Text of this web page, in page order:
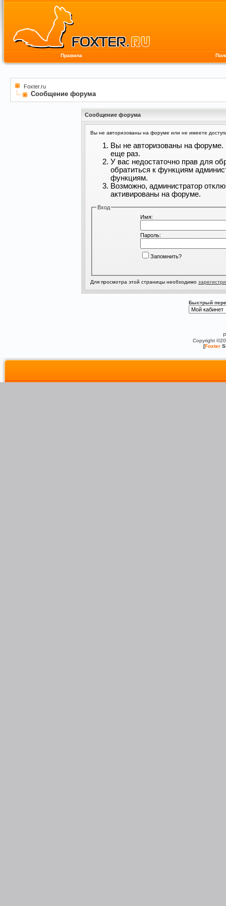
Правила
Foxter.ru
Сообщение форума
Сообщение форума
Вы не авторизованы на форуме или не имеете
Вы не авторизованы на форуме.
еще раз.
У вас недостаточно прав для
обратиться к функциям
функциям.
Возможно, администратор
активированы на форуме.
Вход
Имя:
Пароль:
Запомнить?
Для просмотра этой страницы необходимо
Быстрый
Copyright
[Foxter